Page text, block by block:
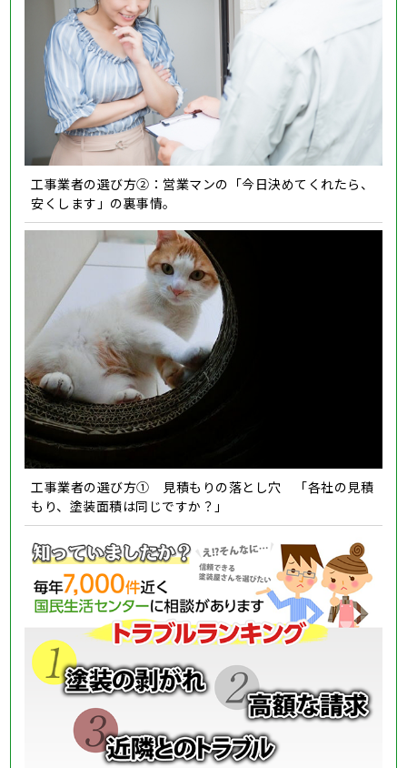
工事業者の選び方②：営業マンの「今日決めてくれたら、
安くします」の裏事情。
工事業者の選び方① 見積もりの落とし穴 「各社の見積
もり、塗装面積は同じですか？」